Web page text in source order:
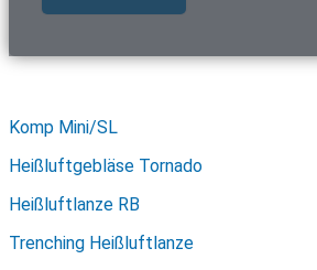
Komp Mini/SL
Heißluftgebläse Tornado
Heißluftlanze RB
Trenching Heißluftlanze